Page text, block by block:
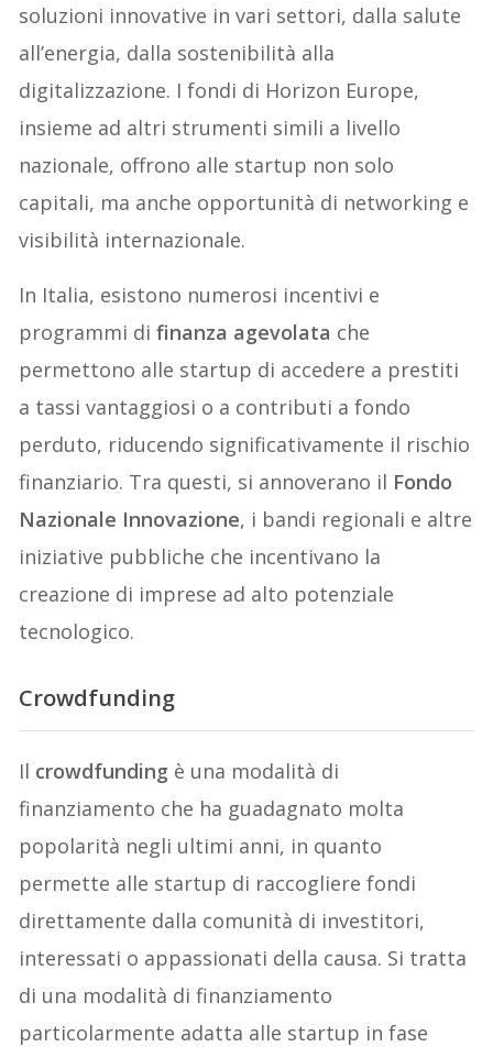
soluzioni innovative in vari settori, dalla salute
all’energia, dalla sostenibilità alla
digitalizzazione. I fondi di Horizon Europe,
insieme ad altri strumenti simili a livello
nazionale, offrono alle startup non solo
capitali, ma anche opportunità di networking e
visibilità internazionale.
In Italia, esistono numerosi incentivi e
programmi difinanza agevolata che
permettono alle startup di accedere a prestiti
a tassi vantaggiosi o a contributi a fondo
perduto, riducendo significativamente il rischio
finanziario. Tra questi, si annoverano il Fondo
Nazionale Innovazione, i bandi regionali e altre
iniziative pubbliche che incentivano la
creazione di imprese ad alto potenziale
tecnologico.
Crowdfunding
Il crowdfunding è una modalità di
finanziamento che ha guadagnato molta
popolarità negli ultimi anni, in quanto
permette alle startup di raccogliere fondi
direttamente dalla comunità di investitori,
interessati o appassionati della causa. Si tratta
di una modalità di finanziamento
particolarmente adatta alle startup in fase